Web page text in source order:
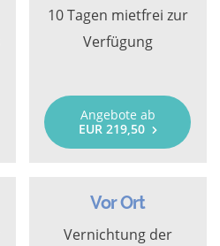
10 Tagen mietfrei zur
Verfügung
Angebote ab
EUR 219,50
Vor Ort
Vernichtung der